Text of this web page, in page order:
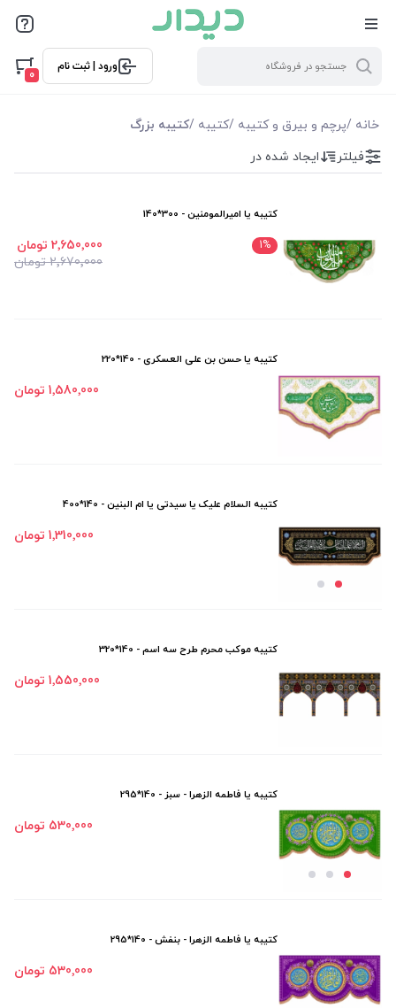
ورود | ثبت نام
0
خانه /پرچم و بیرق و کتیبه /کتیبه /کتیبه بزرگ
فیلتر بر اساس قیمت
فیلترها
نمایش همه محصولات
فیلتر ایجاد شده در
کتیبه یا امیرالمومنین - 300*140
1%
2٬670٬000 تومان
2٬650٬000 تومان
کتیبه یا حسن بن علی العسکری - 140*220
1٬580٬000 تومان
کتیبه السلام علیک یا سیدتی یا ام البنین - 140*400
1٬310٬000 تومان
کتیبه موکب محرم طرح سه اسم - 140*320
1٬550٬000 تومان
کتیبه یا فاطمه الزهرا - سبز - 140*295
530٬000 تومان
کتیبه یا فاطمه الزهرا - بنفش - 140*295
530٬000 تومان